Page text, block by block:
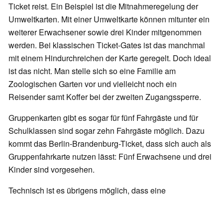
Ticket reist. Ein Beispiel ist die Mitnahmeregelung der
Umweltkarten. Mit einer Umweltkarte können mitunter ein
weiterer Erwachsener sowie drei Kinder mitgenommen
werden. Bei klassischen Ticket-Gates ist das manchmal
mit einem Hindurchreichen der Karte geregelt. Doch ideal
ist das nicht. Man stelle sich so eine Familie am
Zoologischen Garten vor und vielleicht noch ein
Reisender samt Koffer bei der zweiten Zugangssperre.
Gruppenkarten gibt es sogar für fünf Fahrgäste und für
Schulklassen sind sogar zehn Fahrgäste möglich. Dazu
kommt das Berlin-Brandenburg-Ticket, dass sich auch als
Gruppenfahrkarte nutzen lässt: Fünf Erwachsene und drei
Kinder sind vorgesehen.
Technisch ist es übrigens möglich, dass eine